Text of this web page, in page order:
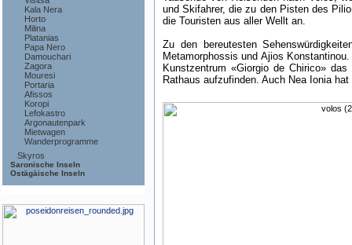
Kala Nera
Horto
Milina
Platanias
Papa Nero
Damouchari
Zagora
Mouresi
Portaria
Afissos
Koropi
Lefokastro
Argonautenpark
Mietwagen
Wanderprogramme
Skyros
Saronische Inseln
Ostägäische Inseln
und Skifahrer, die zu den Pisten des
die Touristen aus aller Wellt an.
Zu den bereutesten
Metamorphossis und Ajios
Kunstzentrum «Giorgio de Chirico»
Rathaus aufzufinden. Auch Nea Ionia